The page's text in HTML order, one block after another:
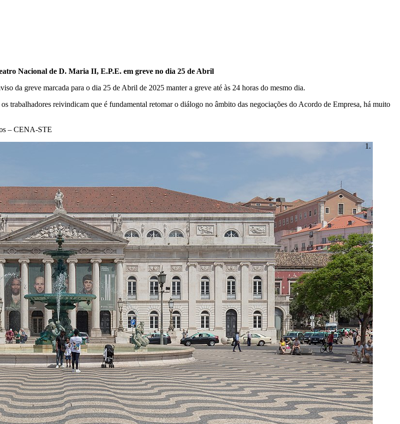
Nacional de D. Maria II, E.P.E. em greve no dia 25 de Abril
da greve marcada para o dia 25 de Abril de 2025 manter a greve até às 24 horas do mesmo dia.
trabalhadores reivindicam que é fundamental retomar o diálogo no âmbito das negociações do Acordo de Empresa, há muito
– CENA-STE